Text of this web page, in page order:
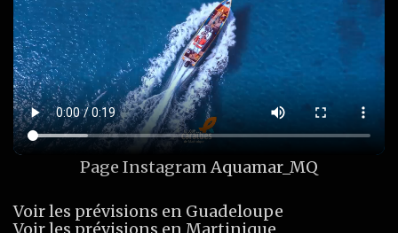
Page InstagramAquamar_MQ
Voir les prévisions en Guadeloupe